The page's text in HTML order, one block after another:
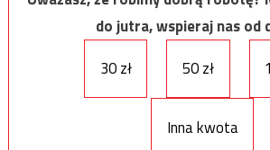
do jutra, wspieraj nas od
30 zł
50 zł
Inna kwota